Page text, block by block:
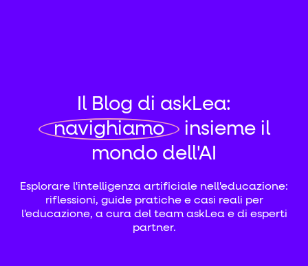
Il Blog di askLea:
navighiamo
insieme il
mondo dell'AI
Esplorare l'intelligenza artificiale nell'educazione:
riflessioni, guide pratiche e casi reali per
l'educazione, a cura del team askLea e di esperti
partner.